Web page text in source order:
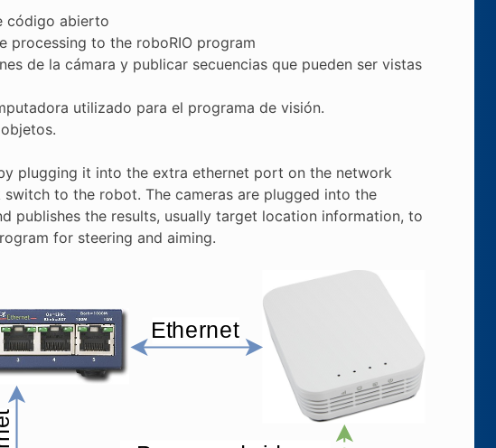
código abierto
to the roboRIO program
de la cámara y publicar secuencias que pueden ser vistas
utilizado para el programa de visión.
plugging it into the extra ethernet port on the network
to the robot. The cameras are plugged into the
publishes the results, usually target location information, to
for steering and aiming.